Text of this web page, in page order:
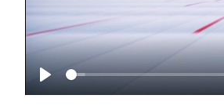
Play